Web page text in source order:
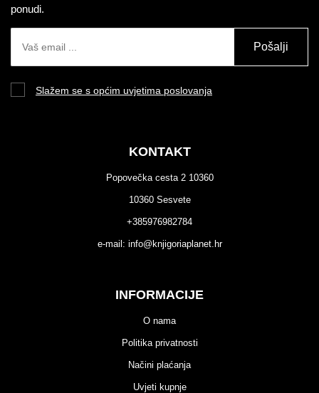
ponudi.
Pošalji
Slažem se s općim uvjetima poslovanja
KONTAKT
Popovečka cesta 2 10360
10360 Sesvete
+385976982784
e-mail: info@knjigoriaplanet.hr
INFORMACIJE
O nama
Politika privatnosti
Načini plaćanja
Uvjeti kupnje